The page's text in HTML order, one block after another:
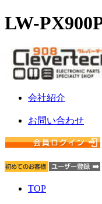
LW-
会社紹介
お問い合わせ
TOP